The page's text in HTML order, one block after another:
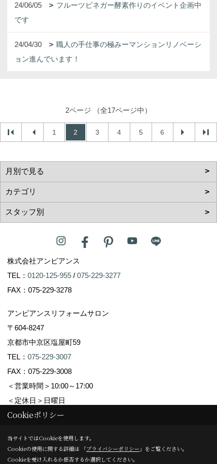
24/06/05
フルーツビネガー酵素作りのイベント企画中
です
24/04/30
職人の手仕事の極みーマンションリノベーシ
ョン進んでいます！
2ページ （全17ページ中）
1 2 3 4 5 6
株式会社アンビアンス
TEL： 0120-125-955 / 075-229-3277
FAX：075-229-3278
アンビアンスリフォームサロン
〒604-8247
京都市中京区塩屋町59
TEL： 075-229-3007
FAX：075-229-3008
＜営業時間＞10:00～17:00
＜定休日＞日曜日
Copyright (c) Ambiance Co.,Ltd. All Rights Reserved.
Produced byゴデスクリエイト
Cookieポリシー
当サイトではCookieを使用します。
Cookieの使用に関する詳細は 「プライバシーポリシー 」をご覧ください。
Cookieを受け入れるか拒否するか選択してください。